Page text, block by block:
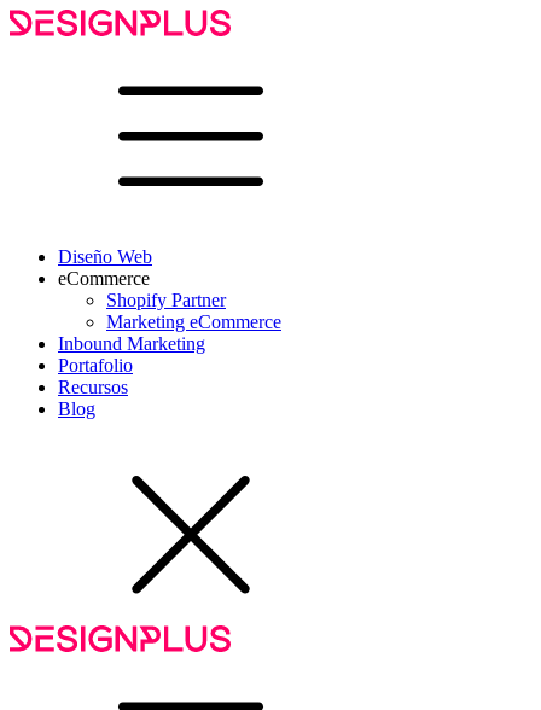
Diseño Web
eCommerce
Shopify Partner
Marketing eCommerce
Inbound Marketing
Portafolio
Recursos
Blog